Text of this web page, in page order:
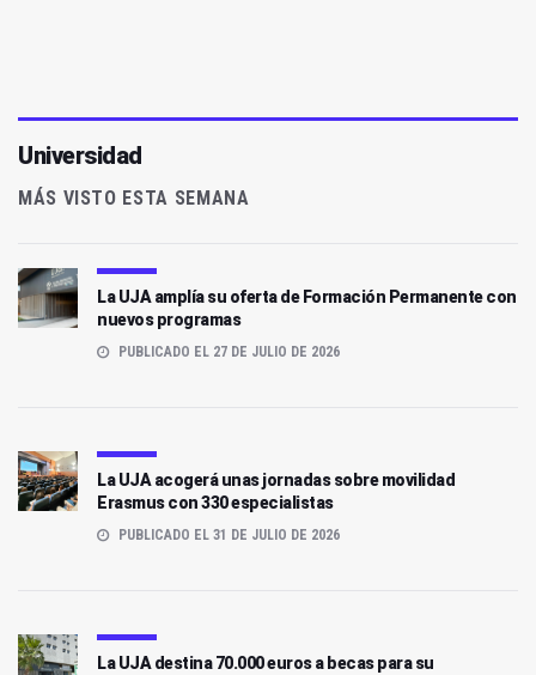
Universidad
MÁS VISTO ESTA SEMANA
La UJA amplía su oferta de Formación Permanente con
nuevos programas
PUBLICADO EL 27 DE JULIO DE 2026
La UJA acogerá unas jornadas sobre movilidad
Erasmus con 330 especialistas
PUBLICADO EL 31 DE JULIO DE 2026
La UJA destina 70.000 euros a becas para su